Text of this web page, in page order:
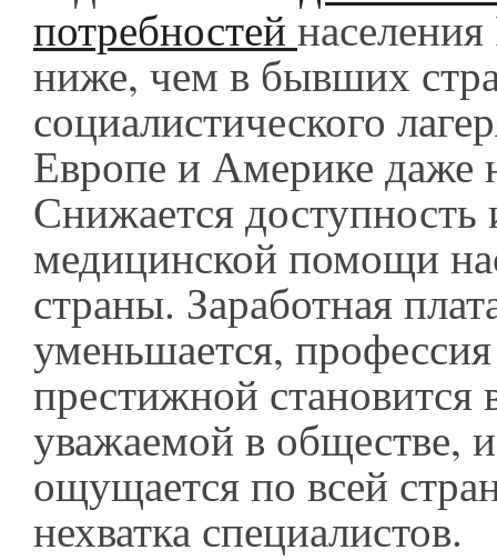
потребностей
ниже, чем в бывших
социалистического
Европе и Америке даже
Снижается доступность
медицинской помощи
страны. Заработная
уменьшается,
престижной становится
уважаемой в обществе,
ощущается по всей
нехватка специалистов.